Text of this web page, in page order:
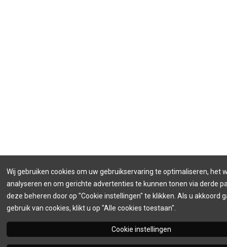
Wij gebruiken cookies om uw gebruikservaring te optimaliseren, het
analyseren en om gerichte advertenties te kunnen tonen via derde
deze beheren door op "Cookie instellingen" te klikken. Als u akkoord
gebruik van cookies, klikt u op "Alle cookies toestaan".
Cookie instellingen